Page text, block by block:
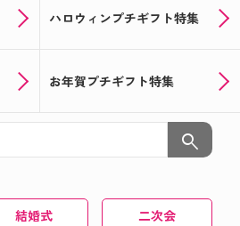
ハロウィンプチギフト特集
お年賀プチギフト特集
search
結婚式 二次会